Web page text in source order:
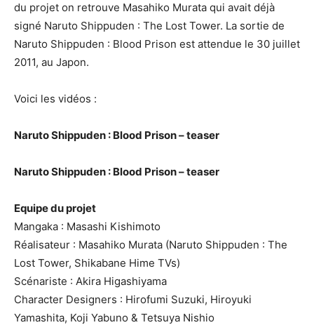
du projet on retrouve Masahiko Murata qui avait déjà
signé Naruto Shippuden : The Lost Tower. La sortie de
Naruto Shippuden : Blood Prison est attendue le 30 juillet
2011, au Japon.
Voici les vidéos :
Naruto Shippuden : Blood Prison – teaser
Naruto Shippuden : Blood Prison – teaser
Equipe du projet
Mangaka : Masashi Kishimoto
Réalisateur : Masahiko Murata (Naruto Shippuden : The
Lost Tower, Shikabane Hime TVs)
Scénariste : Akira Higashiyama
Character Designers : Hirofumi Suzuki, Hiroyuki
Yamashita, Koji Yabuno & Tetsuya Nishio